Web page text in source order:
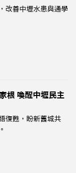
改善中壢水患與通學
根 喚醒中壢民主
復甦，盼新舊城共